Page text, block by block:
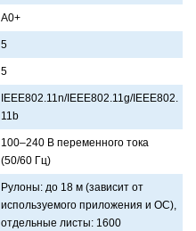
A0+
5
5
IEEE802.11n/IEEE802.11g/IEEE802.
11b
100–240 В переменного токa
(50/60 Гц)
Рулоны: до 18 м (зaвисит от
используемого приложения и ОС),
отдельные листы: 1600